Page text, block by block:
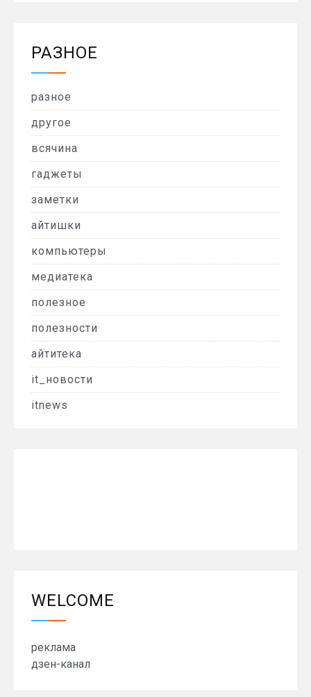
РАЗНОЕ
разное
другое
всячина
гаджеты
заметки
айтишки
компьютеры
медиатека
полезное
полезности
айтитека
it_новости
itnews
WELCOME
реклама
дзен-канал